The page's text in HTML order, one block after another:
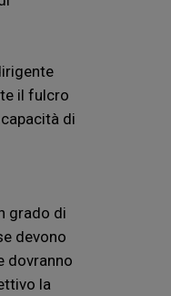
il fulcro
di
grado di
devono
dovranno
la